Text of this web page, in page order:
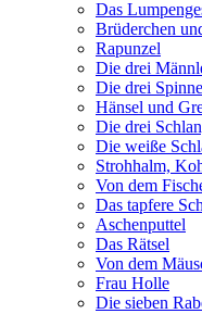
Das
Brüderchen
Rapunzel
Die drei
Die drei
Hänsel und
Die drei
Die weiße
Strohhalm,
Von dem
Das tapfere
Aschenputtel
Das Rätsel
Von dem
Frau Holle
Die sieben